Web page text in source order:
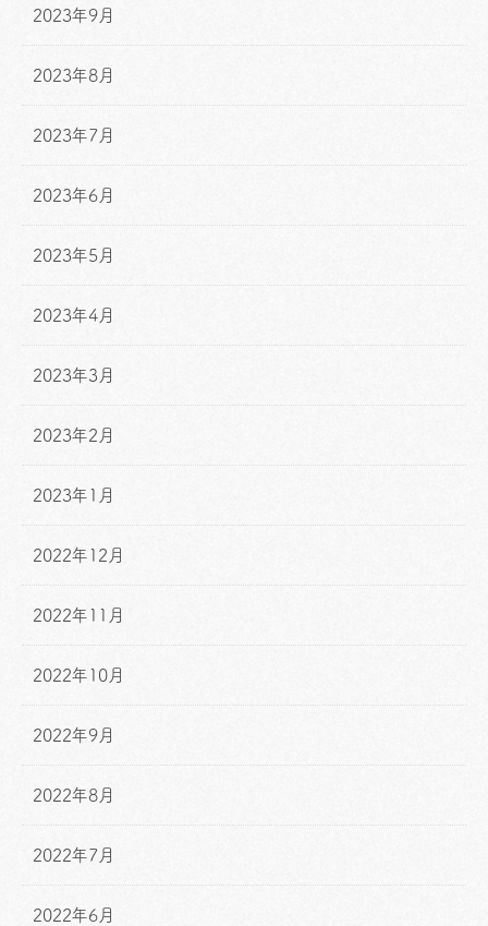
2023年9月
2023年8月
2023年7月
2023年6月
2023年5月
2023年4月
2023年3月
2023年2月
2023年1月
2022年12月
2022年11月
2022年10月
2022年9月
2022年8月
2022年7月
2022年6月